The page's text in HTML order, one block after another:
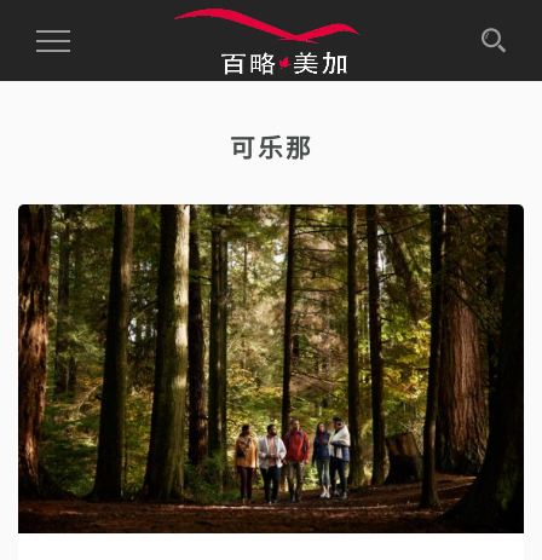
Toggle
可乐那